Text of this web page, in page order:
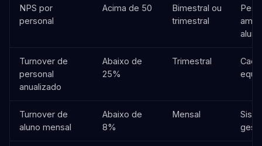
NPS por
personal
Acima de 50
Bimestral ou
trimestral
Turnover de
personal
anualizado
Abaixo de
25%
Trimestral
Turnover de
aluno mensal
Abaixo de
8%
Mensal